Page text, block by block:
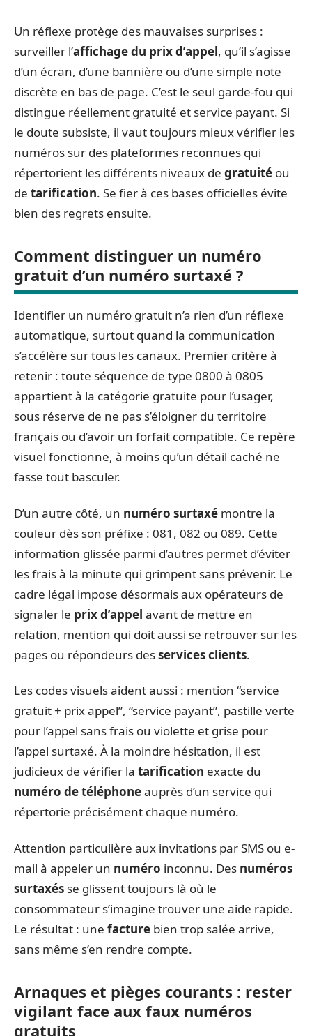
Un réflexe protège des mauvaises surprises :
surveiller l’affichage du prix d’appel, qu’il s’agisse
d’un écran, d’une bannière ou d’une simple note
discrète en bas de page. C’est le seul garde-fou qui
distingue réellement gratuité et service payant. Si
le doute subsiste, il vaut toujours mieux vérifier les
numéros sur des plateformes reconnues qui
répertorient les différents niveaux de gratuité ou
de tarification. Se fier à ces bases officielles évite
bien des regrets ensuite.
Comment distinguer un numéro
gratuit d’un numéro surtaxé ?
Identifier un numéro gratuit n’a rien d’un réflexe
automatique, surtout quand la communication
s’accélère sur tous les canaux. Premier critère à
retenir : toute séquence de type 0800 à 0805
appartient à la catégorie gratuite pour l’usager,
sous réserve de ne pas s’éloigner du territoire
français ou d’avoir un forfait compatible. Ce repère
visuel fonctionne, à moins qu’un détail caché ne
fasse tout basculer.
D’un autre côté, un numéro surtaxé montre la
couleur dès son préfixe : 081, 082 ou 089. Cette
information glissée parmi d’autres permet d’éviter
les frais à la minute qui grimpent sans prévenir. Le
cadre légal impose désormais aux opérateurs de
signaler le prix d’appel avant de mettre en
relation, mention qui doit aussi se retrouver sur les
pages ou répondeurs desservices clients.
Les codes visuels aident aussi : mention “service
gratuit + prix appel”, “service payant”, pastille verte
pour l’appel sans frais ou violette et grise pour
l’appel surtaxé. À la moindre hésitation, il est
judicieux de vérifier la tarification exacte du
numéro de téléphoneauprès d’un service qui
répertorie précisément chaque numéro.
Attention particulière aux invitations par SMS ou e-
mail à appeler un numéro inconnu. Des numéros
surtaxés se glissent toujours là où le
consommateur s’imagine trouver une aide rapide.
Le résultat : une facture bien trop salée arrive,
sans même s’en rendre compte.
Arnaques et pièges courants : rester
vigilant face aux faux numéros
gratuits